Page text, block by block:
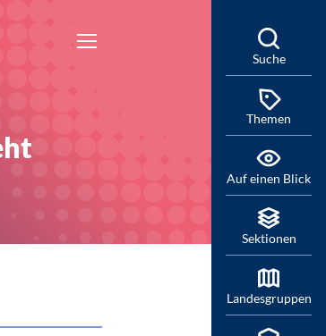
Suche
Themen
Auf einen Blick
Sektionen
Landesgruppen